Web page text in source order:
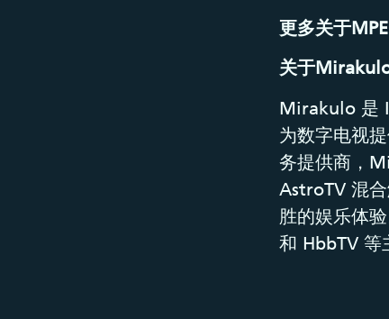
更多关于
关于
Mirakulo 是
为数字电视
务提供商，
AstroTV 混
胜的娱乐体
和 HbbTV 等